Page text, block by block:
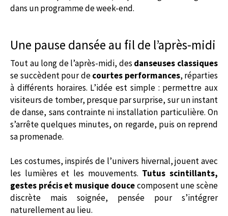
dans un programme de week-end.
Une pause dansée au fil de l’après-midi
Tout au long de l’après-midi, des danseuses classiques
se succèdent pour decourtes performances, réparties
à différents horaires. L’idée est simple : permettre aux
visiteurs de tomber, presque par surprise, sur un instant
de danse, sans contrainte ni installation particulière. On
s’arrête quelques minutes, on regarde, puis on reprend
sa promenade.
Les costumes, inspirés de l’univers hivernal, jouent avec
les lumières et les mouvements. Tutus scintillants,
gestes précis et musique doucecomposent une scène
discrète mais soignée, pensée pour s’intégrer
naturellement au lieu.